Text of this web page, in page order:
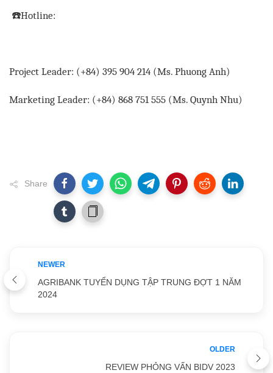
☎️Hotline:
Project Leader: (+84) 395 904 214 (Ms. Phuong Anh)
Marketing Leader: (+84) 868 751 555 (Ms. Quynh Nhu)
Share
NEWER
AGRIBANK TUYỂN DỤNG TẬP TRUNG ĐỢT 1 NĂM
2024
OLDER
REVIEW PHỎNG VẤN BIDV 2023